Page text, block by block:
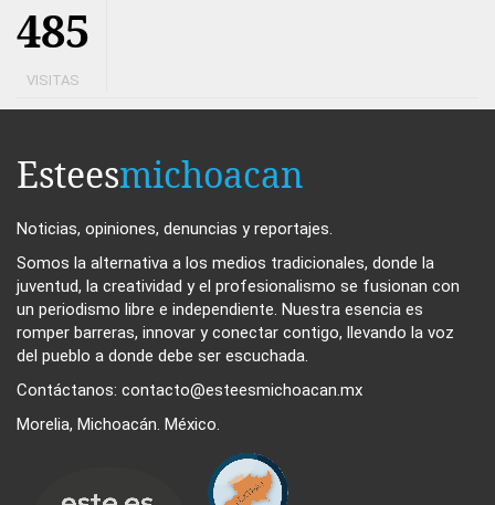
485
VISITAS
Esteesmichoacan
Noticias, opiniones, denuncias y reportajes.
Somos la alternativa a los medios tradicionales, donde la
juventud, la creatividad y el profesionalismo se fusionan con
un periodismo libre e independiente. Nuestra esencia es
romper barreras, innovar y conectar contigo, llevando la voz
del pueblo a donde debe ser escuchada.
Contáctanos: contacto@esteesmichoacan.mx
Morelia, Michoacán. México.